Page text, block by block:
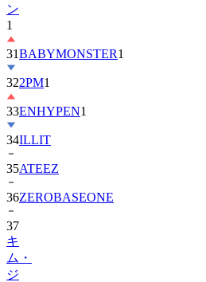
ン
1
31BABYMONSTER1
322PM1
33ENHYPEN1
34ILLIT
35ATEEZ
36ZEROBASEONE
37
キ
ム・
ジ